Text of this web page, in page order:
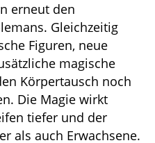
erneut den
Gleichzeitig
Figuren, neue
magische
Körpertausch noch
Die Magie wirkt
tiefer und der
als auch Erwachsene.